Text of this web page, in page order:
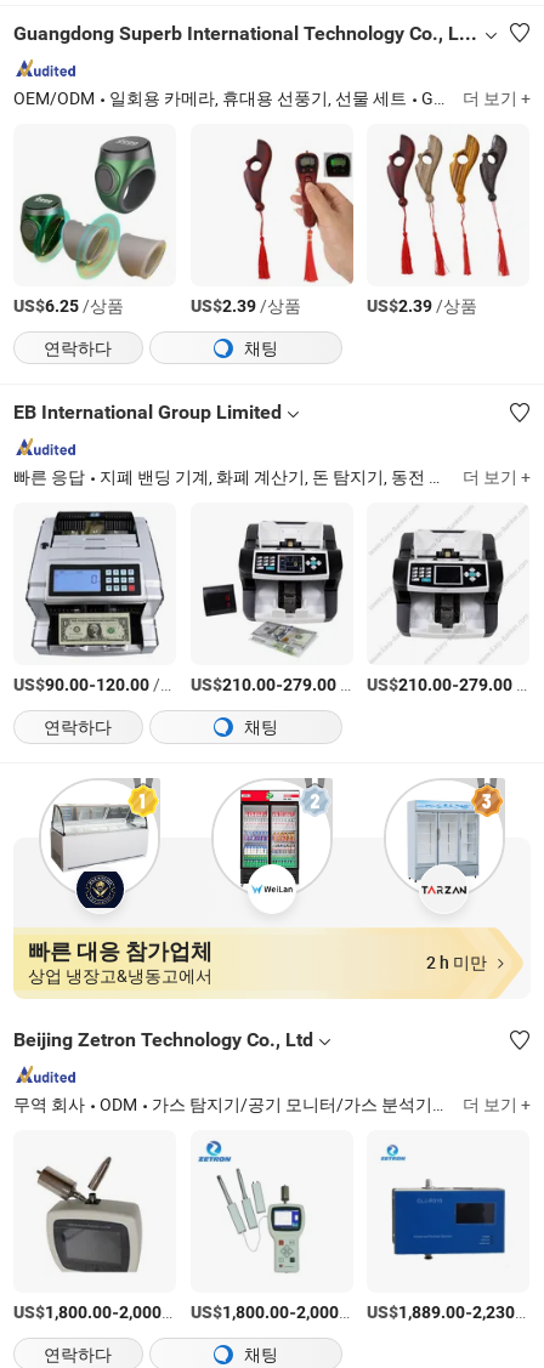
Guangdong Superb International Technology Co., Ltd.
OEM/ODM 일회용 카메라, 휴대용 선풍기, 선물 세트 Guangdong 더 보기 +
US$6.25/상품 US$2.39/상품 US$2.39/상품
연락하다
채팅
EB International Group Limited
빠른 응답 지폐 밴딩 기계, 화폐 계산기, 돈 탐지기, 동전 계산기, 종이 테이프, 현금 계산기, 위조 감지, 동전 분류기, 위조 탐지기, 돈 계산 기계 더 보기 +
US$90.00-120.00/상품 US$210.00-279.00/상품 US$210.00-279.00
연락하다
채팅
빠른 대응 참가업체
상업 냉장고&냉동고에서
2 h 미만
Beijing Zetron Technology Co., Ltd
무역 회사 ODM 가스 탐지기/공기 모니터/가스 분석기/공기 분석기/가스 경보 더 보기 +
US$1,800.00-2,000.00 /상품
US$1,800.00-2,000.00 /상품
US$1,889.00-2,230.00
연락하다
채팅